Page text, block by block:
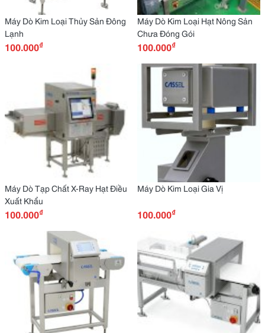
Máy Dò Kim Loại Thủy Sản Đông
Lạnh
100.000₫
Máy Dò Kim Loại Hạt Nông Sản
Chưa Đóng Gói
100.000₫
Máy Dò Tạp Chất X-Ray Hạt Điều
Xuất Khẩu
100.000₫
Máy Dò Kim Loại Gia Vị
100.000₫